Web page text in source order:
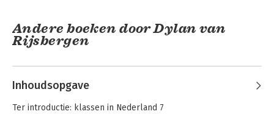
Andere boeken door Dylan van
Rijsbergen
Inhoudsopgave
Ter introductie: klassen in Nederland 7